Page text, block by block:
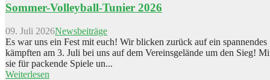
Sommer-Volleyball-Tunier 2026
09. Juli 2026Newsbeiträge
Es war uns ein Fest mit euch! Wir blicken zurück auf ein
kämpften am 3. Juli bei uns auf dem Vereinsgelände um den Sieg!
sie für packende Spiele un...
Weiterlesen